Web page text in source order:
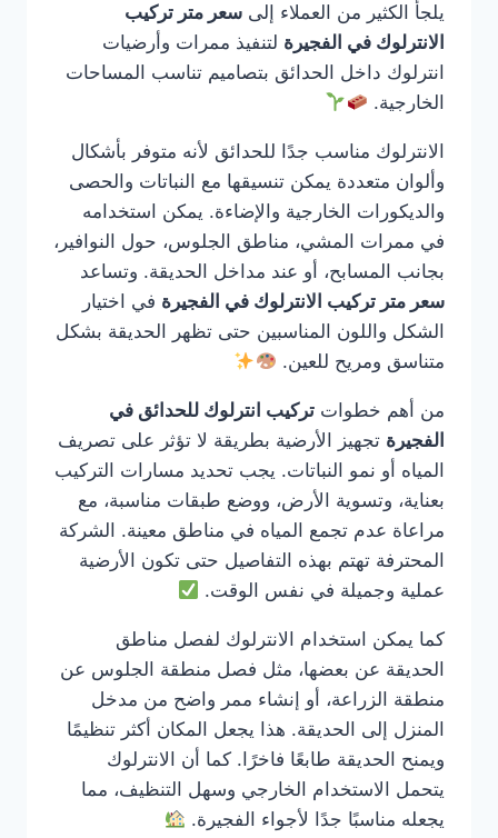
يلجأ الكثير من العملاء إلى سعر متر تركيب
الانترلوك في الفجيرة لتنفيذ ممرات وأرضيات
انترلوك داخل الحدائق بتصاميم تناسب المساحات
الخارجية.
الانترلوك مناسب جدًا للحدائق لأنه متوفر بأشكال
وألوان متعددة يمكن تنسيقها مع النباتات والحصى
والديكورات الخارجية والإضاءة. يمكن استخدامه
في ممرات المشي، مناطق الجلوس، حول النوافير،
بجانب المسابح، أو عند مداخل الحديقة. وتساعد
سعر متر تركيب الانترلوك في الفجيرة في اختيار
الشكل واللون المناسبين حتى تظهر الحديقة بشكل
متناسق ومريح للعين.
من أهم خطوات تركيب انترلوك للحدائق في
الفجيرة تجهيز الأرضية بطريقة لا تؤثر على تصريف
المياه أو نمو النباتات. يجب تحديد مسارات التركيب
بعناية، وتسوية الأرض، ووضع طبقات مناسبة، مع
مراعاة عدم تجمع المياه في مناطق معينة. الشركة
المحترفة تهتم بهذه التفاصيل حتى تكون الأرضية
عملية وجميلة في نفس الوقت.
كما يمكن استخدام الانترلوك لفصل مناطق
الحديقة عن بعضها، مثل فصل منطقة الجلوس عن
منطقة الزراعة، أو إنشاء ممر واضح من مدخل
المنزل إلى الحديقة. هذا يجعل المكان أكثر تنظيمًا
ويمنح الحديقة طابعًا فاخرًا. كما أن الانترلوك
يتحمل الاستخدام الخارجي وسهل التنظيف، مما
يجعله مناسبًا جدًا لأجواء الفجيرة.